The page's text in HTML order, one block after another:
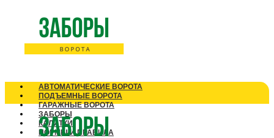
АВТОМАТИЧЕСКИЕ ВОРОТА
ПОДЪЕМНЫЕ ВОРОТА
ГАРАЖНЫЕ ВОРОТА
ЗАБОРЫ
КАЛИТКИ
НОРМЫ И ПРАВИЛА